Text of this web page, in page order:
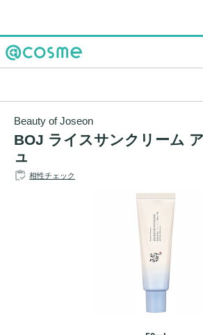
Beauty of Joseon
BOJ ライスサンクリーム
ュ
相性チェック